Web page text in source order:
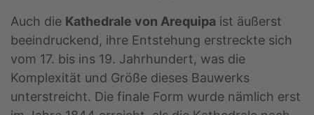
Auch die Kathedrale von Arequipa ist äußerst
beeindruckend, ihre Entstehung erstreckte sich
vom 17. bis ins 19. Jahrhundert, was die
Komplexität und Größe dieses Bauwerks
unterstreicht. Die finale Form wurde nämlich erst